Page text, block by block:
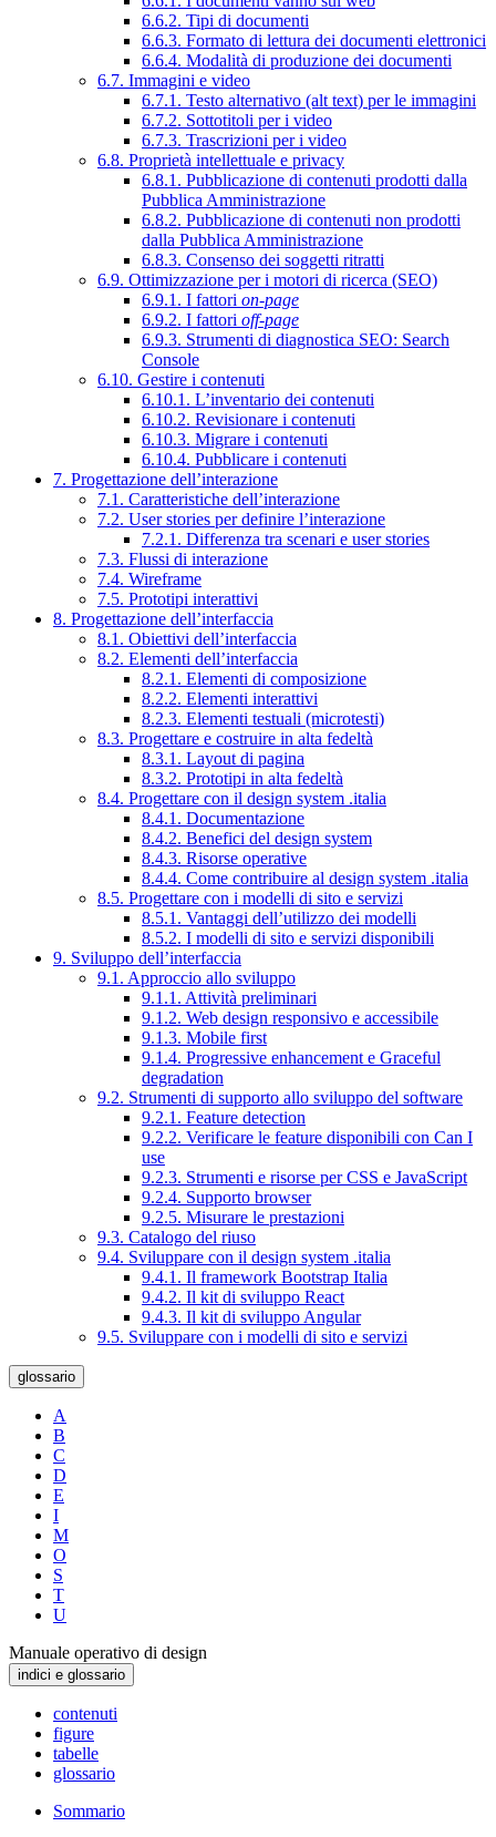
6.6.2. Tipi di documenti
6.6.3. Formato di lettura dei documenti elettronici
6.6.4. Modalità di produzione dei documenti
6.7. Immagini e video
6.7.1. Testo alternativo (alt text) per le immagini
6.7.2. Sottotitoli per i video
6.7.3. Trascrizioni per i video
6.8. Proprietà intellettuale e privacy
6.8.1. Pubblicazione di contenuti prodotti dalla
Pubblica Amministrazione
6.8.2. Pubblicazione di contenuti non prodotti
dalla Pubblica Amministrazione
6.8.3. Consenso dei soggetti ritratti
6.9. Ottimizzazione per i motori di ricerca (SEO)
6.9.1. I fattori on-page
6.9.2. I fattori off-page
6.9.3. Strumenti di diagnostica SEO: Search
Console
6.10. Gestire i contenuti
6.10.1. L’inventario dei contenuti
6.10.2. Revisionare i contenuti
6.10.3. Migrare i contenuti
6.10.4. Pubblicare i contenuti
7. Progettazione dell’interazione
7.1. Caratteristiche dell’interazione
7.2. User stories per definire l’interazione
7.2.1. Differenza tra scenari e user stories
7.3. Flussi di interazione
7.4. Wireframe
7.5. Prototipi interattivi
8. Progettazione dell’interfaccia
8.1. Obiettivi dell’interfaccia
8.2. Elementi dell’interfaccia
8.2.1. Elementi di composizione
8.2.2. Elementi interattivi
8.2.3. Elementi testuali (microtesti)
8.3. Progettare e costruire in alta fedeltà
8.3.1. Layout di pagina
8.3.2. Prototipi in alta fedeltà
8.4. Progettare con il design system .italia
8.4.1. Documentazione
8.4.2. Benefici del design system
8.4.3. Risorse operative
8.4.4. Come contribuire al design system .italia
8.5. Progettare con i modelli di sito e servizi
8.5.1. Vantaggi dell’utilizzo dei modelli
8.5.2. I modelli di sito e servizi disponibili
9. Sviluppo dell’interfaccia
9.1. Approccio allo sviluppo
9.1.1. Attività preliminari
9.1.2. Web design responsivo e accessibile
9.1.3. Mobile first
9.1.4. Progressive enhancement e Graceful
degradation
9.2. Strumenti di supporto allo sviluppo del software
9.2.1. Feature detection
9.2.2. Verificare le feature disponibili con Can I
use
9.2.3. Strumenti e risorse per CSS e JavaScript
9.2.4. Supporto browser
9.2.5. Misurare le prestazioni
9.3. Catalogo del riuso
9.4. Sviluppare con il design system .italia
9.4.1. Il framework Bootstrap Italia
9.4.2. Il kit di sviluppo React
9.4.3. Il kit di sviluppo Angular
9.5. Sviluppare con i modelli di sito e servizi
glossario
A
B
C
D
E
I
M
O
S
T
U
Manuale operativo di design
indici e glossario
contenuti
figure
tabelle
glossario
Sommario